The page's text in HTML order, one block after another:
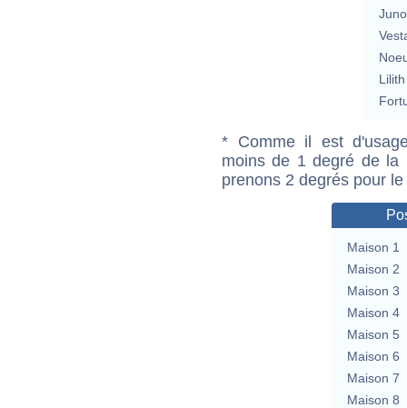
Lilith
* Comme il est
moins de 1 degré de la
prenons 2 degrés pour
Maison 1
Maison 2
Maison 3
Maison 4
Maison 5
Maison 6
Maison 7
Maison 8